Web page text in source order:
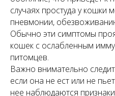
случаях простуда у кошки
пневмонии,
Обычно эти симптомы
кошек с ослабленным
питомцев.
Важно внимательно
если она не ест или не
нее наблюдаются